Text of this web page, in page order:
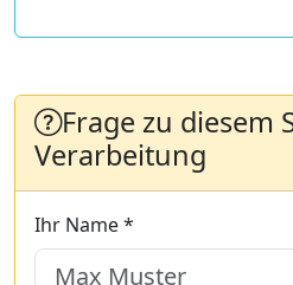
Frage zu diesem
Verarbeitung
Ihr Name *